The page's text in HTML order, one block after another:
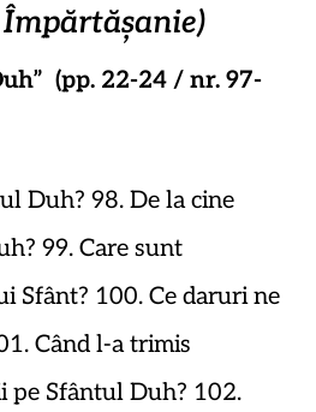
(pp. 22-24 / nr. 97-
Duh? 98. De la cine
99. Care sunt
Sfânt? 100. Ce daruri ne
Când l-a trimis
pe Sfântul Duh? 102.